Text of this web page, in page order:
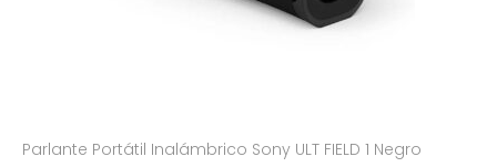
Parlante Portátil Inalámbrico Sony ULT FIELD 1 Negro